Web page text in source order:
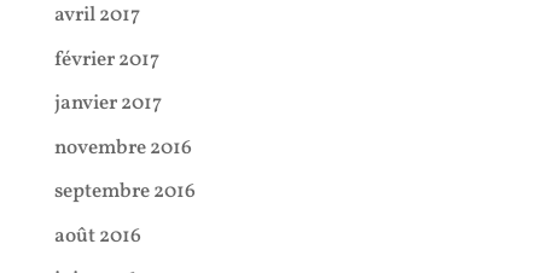
avril 2017
février 2017
janvier 2017
novembre 2016
septembre 2016
août 2016